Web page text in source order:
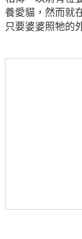
養愛貓，然而就
只要婆婆照牠的